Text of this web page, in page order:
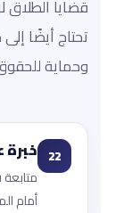
قضايا الطلاق
تحتاج أيضًا
وحماية
22
أمام